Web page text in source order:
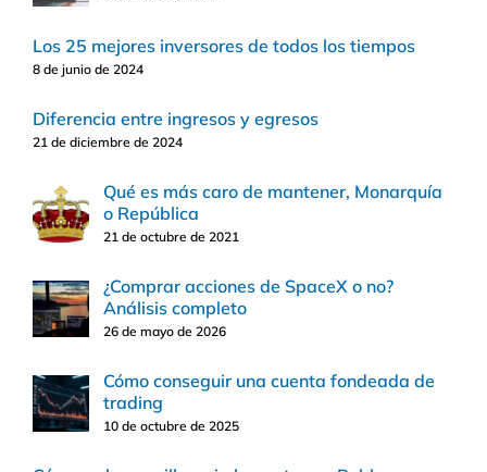
Los 25 mejores inversores de todos los tiempos
8 de junio de 2024
Diferencia entre ingresos y egresos
21 de diciembre de 2024
Qué es más caro de mantener, Monarquía
o República
21 de octubre de 2021
¿Comprar acciones de SpaceX o no?
Análisis completo
26 de mayo de 2026
Cómo conseguir una cuenta fondeada de
trading
10 de octubre de 2025